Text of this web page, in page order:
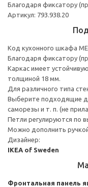
Благодаря фиксатору
Артикул: 793.938.20
Код кухонного шкафа ME
Благодаря фиксатору
Каркас имеет
толщиной 18 мм.
Для различного типа
Выберите подходящие
саморезы и т. п. (не
Петли регулируются по
Можно дополнить
Дизайнер:
IKEA of Sweden
Фронтальная панель